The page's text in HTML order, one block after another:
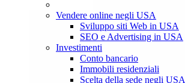
Vendere online negli USA
Sviluppo siti Web in USA
SEO e Advertising in USA
Investimenti
Conto bancario
Immobili residenziali
Scelta della sede negli USA